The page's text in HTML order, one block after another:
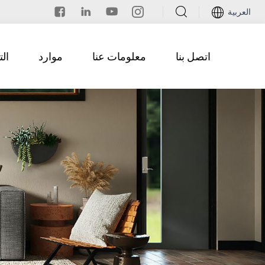
العربية
موارد معلومات عنا اتصل بنا